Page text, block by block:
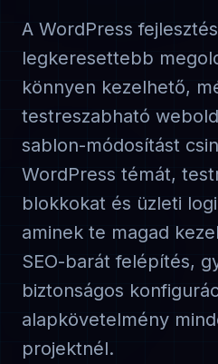
A WordPress
legkeresettebb
könnyen kezelhető,
testreszabható
sablon-módosítást
WordPress témát,
blokkokat és üzleti
aminek te magad
SEO-barát felépítés,
biztonságos
alapkövetelmény
projektnél.